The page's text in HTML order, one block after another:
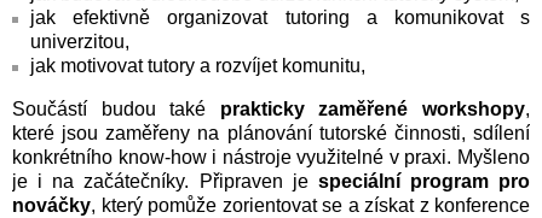
jak efektivně organizovat tutoring a komunikovat s
univerzitou,
jak motivovat tutory a rozvíjet komunitu,
Součástí budou také prakticky zaměřené workshopy,
které jsou zaměřeny na plánování tutorské činnosti, sdílení
konkrétního know‑how i nástroje využitelné v praxi. Myšleno
je i na začátečníky. Připraven je speciální program pro
nováčky, který pomůže zorientovat se a získat z konference